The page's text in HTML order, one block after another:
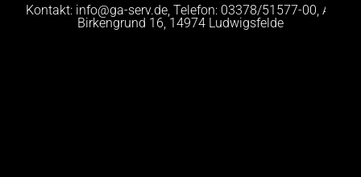
Kontakt: info@ga-serv.de, Telefon: 03378/51577-00, Am
Birkengrund 16, 14974 Ludwigsfelde